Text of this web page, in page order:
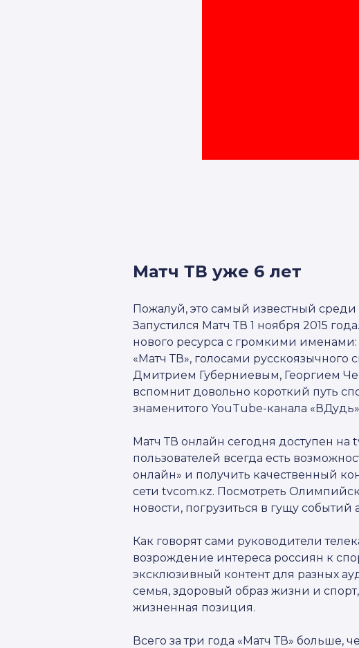
Матч ТВ уже 6 лет
Пожалуй, это самый известный среди
Запустился Матч ТВ 1 ноября 2015
нового ресурса с громкими
«Матч ТВ», голосами
Дмитрием Губерниевым, Георгием
вспомнит довольно короткий путь
знаменитого YouTube-канала
Матч ТВ онлайн сегодня доступен на
пользователей всегда есть
онлайн» и получить качественный
сети tvcom.кz. Посмотреть
новости, погрузиться в гущу
Как говорят сами руководители
возрождение интереса россиян к
эксклюзивный контент для разных
семья, здоровый образ жизни и
жизненная позиция.
Всего за три года «Матч ТВ» больше,